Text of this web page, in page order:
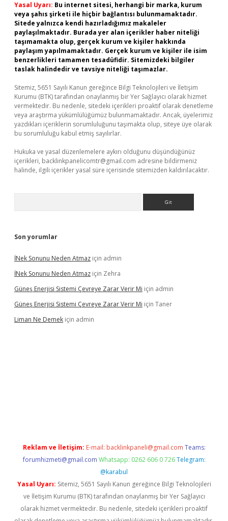
Yasal Uyarı: Bu internet sitesi, herhangi bir marka, kurum
veya şahıs şirketi ile hiçbir bağlantısı bulunmamaktadır.
Sitede yalnızca kendi hazırladığımız makaleler
paylaşılmaktadır. Burada yer alan içerikler haber niteliği
taşımamakta olup, gerçek kurum ve kişiler hakkında
paylaşım yapılmamaktadır. Gerçek kurum ve kişiler ile isim
benzerlikleri tamamen tesadüfidir. Sitemizdeki bilgiler
taslak halindedir ve tavsiye niteliği taşımazlar.
Sitemiz, 5651 Sayılı Kanun gereğince Bilgi Teknolojileri ve İletişim
Kurumu (BTK) tarafından onaylanmış bir Yer Sağlayıcı olarak hizmet
vermektedir. Bu nedenle, sitedeki içerikleri proaktif olarak denetleme
veya araştırma yükümlülüğümüz bulunmamaktadır. Ancak, üyelerimiz
yazdıkları içeriklerin sorumluluğunu taşımakta olup, siteye üye olarak
bu sorumluluğu kabul etmiş sayılırlar.
Hukuka ve yasal düzenlemelere aykırı olduğunu düşündüğünüz
içerikleri, backlinkpanelicomtr@gmail.com adresine bildirmeniz
halinde, ilgili içerikler yasal süre içerisinde sitemizden kaldırılacaktır.
Son yorumlar
İNek Sonunu Neden Atmaz için admin
İNek Sonunu Neden Atmaz için Zehra
Güneş Enerjisi Sistemi Çevreye Zarar Verir Mi için admin
Güneş Enerjisi Sistemi Çevreye Zarar Verir Mi için Taner
Liman Ne Demek için admin
Reklam ve İletişim: E-mail: backlinkpaneli@gmail.com Teams:
forumhizmeti@gmail.com Whatsapp: 0262 606 0 726 Telegram:
@karabul
Yasal Uyarı: Sitemiz, 5651 Sayılı Kanun gereğince Bilgi Teknolojileri
ve İletişim Kurumu (BTK) tarafından onaylanmış bir Yer Sağlayıcı
olarak hizmet vermektedir. Bu nedenle, sitedeki içerikleri proaktif